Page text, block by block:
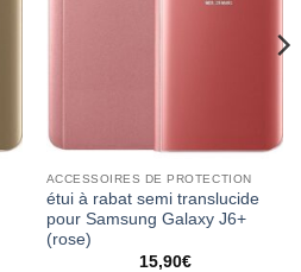
ACCESSOIRES DE PROTECTION
étui à rabat semi translucide
pour Samsung Galaxy J6+
(rose)
15,90€